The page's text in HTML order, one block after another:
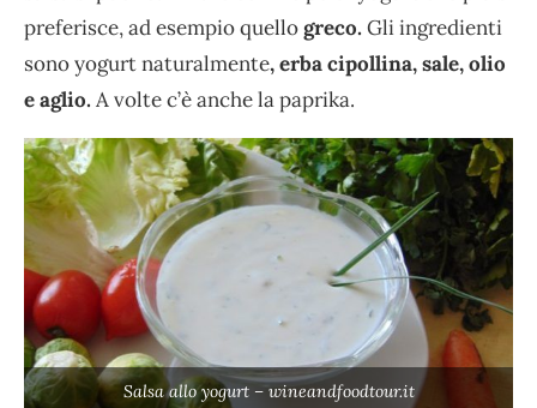
preferisce, ad esempio quellogreco. Gli ingredienti
sono yogurt naturalmente, erba cipollina, sale, olio
e aglio. A volte c’è anche la paprika.
Salsa allo yogurt – wineandfoodtour.it